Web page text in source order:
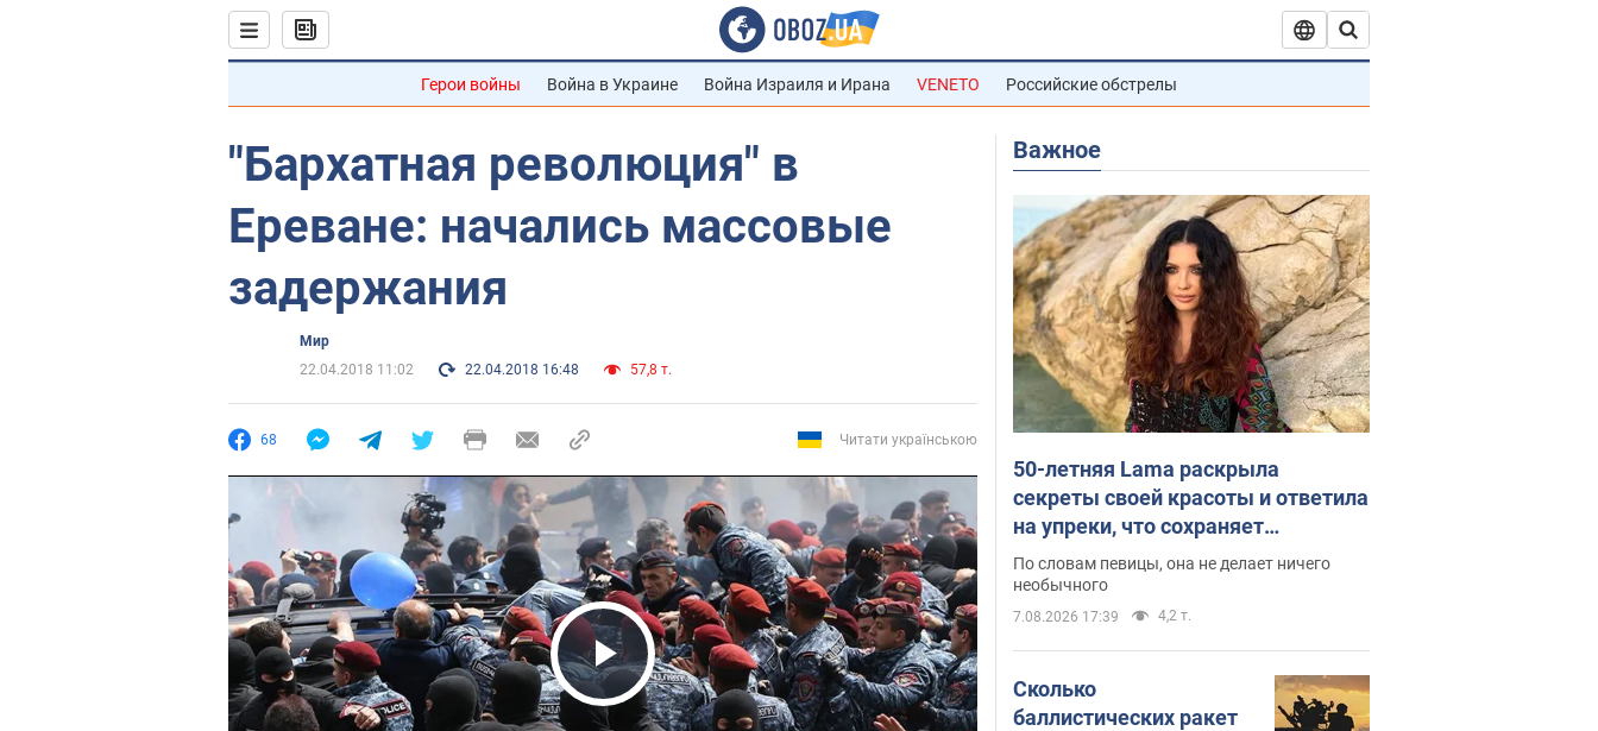
Герои войны Война в Украине Война Израиля и Ирана VENETO Российские обстрелы
"Бархатная революция" в
Ереване: начались массовые
задержания
Мир
22.04.2018 11:02
22.04.2018 16:48 57,8 т.
68 Читати українською
Play Video
Важное
50-летняя Lama раскрыла
секреты своей красоты и ответила
на упреки, что сохраняет
молодость, ведь у нее нет детей
По словам певицы, она не делает ничего
необычного
7.08.2026 17:39 4,2 т.
Сколько
баллистических ракет